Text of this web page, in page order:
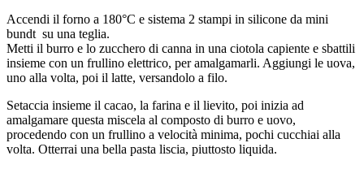
Accendi il forno a 180°C e sistema 2 stampi in silicone da mini
bundt su una teglia.
Metti il burro e lo zucchero di canna in una ciotola capiente e sbattili
insieme con un frullino elettrico, per amalgamarli. Aggiungi le uova,
uno alla volta, poi il latte, versandolo a filo.
Setaccia insieme il cacao, la farina e il lievito, poi inizia ad
amalgamare questa miscela al composto di burro e uovo,
procedendo con un frullino a velocità minima, pochi cucchiai alla
volta. Otterrai una bella pasta liscia, piuttosto liquida.